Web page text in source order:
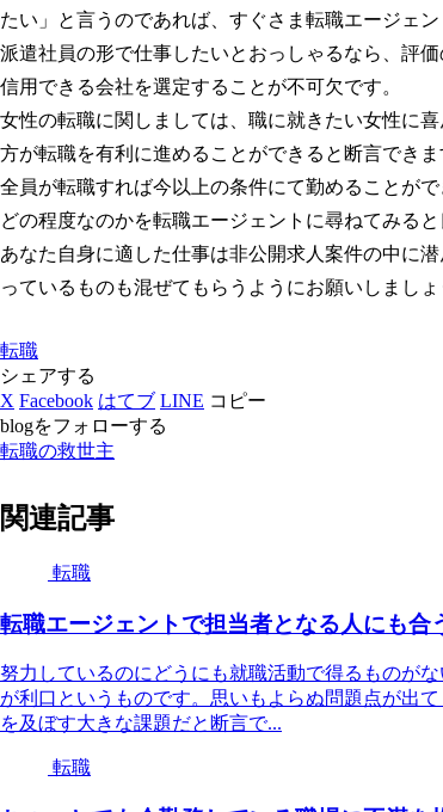
たい」と言うのであれば、すぐさま転職エージェン
派遣社員の形で仕事したいとおっしゃるなら、評
信用できる会社を選定することが不可欠です。
女性の転職に関しましては、職に就きたい女性に
方が転職を有利に進めることができると断言できま
全員が転職すれば今以上の条件にて勤めることが
どの程度なのかを転職エージェントに尋ねてみると
あなた自身に適した仕事は非公開求人案件の中に
っているものも混ぜてもらうようにお願いしましょ
転職
シェアする
X Facebook はてブ LINE コピー
blogをフォローする
転職の救世主
関連記事
転職
転職エージェントで担当者となる人にも合
努力しているのにどうにも就職活動で得るものが
が利口というものです。思いもよらぬ問題点が出
を及ぼす大きな課題だと断言で...
転職